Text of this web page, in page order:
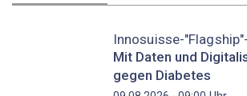
Innosuisse-
Mit Daten und
gegen Diabetes